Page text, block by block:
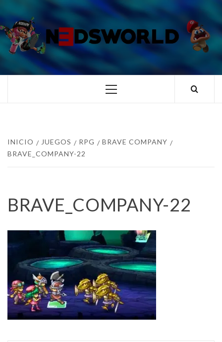
al
contenido
TUS ESPECIALISTAS EN NINTENDO
Menú
INICIO JUEGOS RPG
BRAVE COMPANY
BRAVE_COMPANY-22
BRAVE_COMPANY-22